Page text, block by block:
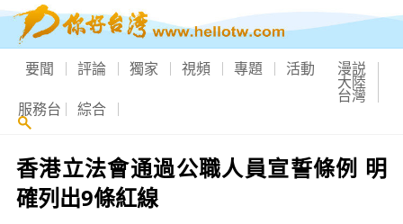
要聞 評論 獨家 視頻 專題 活動 漫説
大陸
台灣
服務台 綜合
香港立法會通過公職人員宣誓條例 明
確列出9條紅線